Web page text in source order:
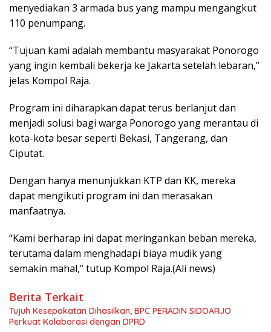
menyediakan 3 armada bus yang mampu mengangkut
110 penumpang.
“Tujuan kami adalah membantu masyarakat Ponorogo
yang ingin kembali bekerja ke Jakarta setelah lebaran,”
jelas Kompol Raja.
Program ini diharapkan dapat terus berlanjut dan
menjadi solusi bagi warga Ponorogo yang merantau di
kota-kota besar seperti Bekasi, Tangerang, dan
Ciputat.
Dengan hanya menunjukkan KTP dan KK, mereka
dapat mengikuti program ini dan merasakan
manfaatnya.
“Kami berharap ini dapat meringankan beban mereka,
terutama dalam menghadapi biaya mudik yang
semakin mahal,” tutup Kompol Raja.(Ali news)
Berita Terkait
Tujuh Kesepakatan Dihasilkan, BPC PERADIN SIDOARJO
Perkuat Kolaborasi dengan DPRD